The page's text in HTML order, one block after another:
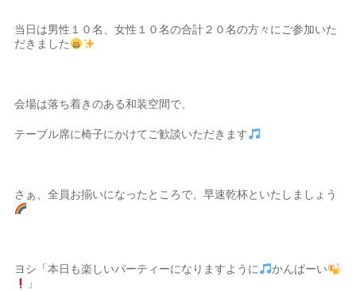
当日は男性１０名、女性１０名の合計２０名の方々にご参加いた
だきました
会場は落ち着きのある和装空間で、
テーブル席に椅子にかけてご歓談いただきます
さぁ、全員お揃いになったところで、早速乾杯といたしましょう
ヨシ「本日も楽しいパーティーになりますように
かんぱーい
」